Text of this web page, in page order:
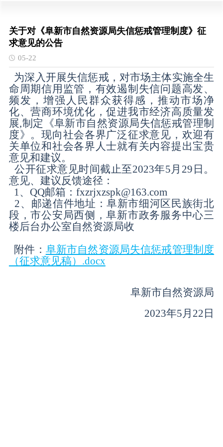
关于对《阜新市自然资源局失信惩戒管理制度》征
求意见的公告
05-22
为深入开展失信惩戒，对市场主体实施全生
命周期信用监管，有效遏制失信问题高发、
频发，增强人民群众获得感，推动市场净
化、营商环境优化，促进我市经济高质量发
展,制定《阜新市自然资源局失信惩戒管理制
度》。现向社会各界广泛征求意见，欢迎有
关单位和社会各界人士就有关内容提出宝贵
意见和建议。
公开征求意见时间截止至2023年5月29日。
意见、建议反馈途径：
1、QQ邮箱：fxzrjxzspk@163.com
2、邮递信件地址：阜新市细河区民族街北
段，市公安局西侧，阜新市政务服务中心三
楼后台办公室自然资源局收
附件： 阜新市自然资源局失信惩戒管理制度
（征求意见稿）.docx
阜新市自然资源局
2023年5月 22 日